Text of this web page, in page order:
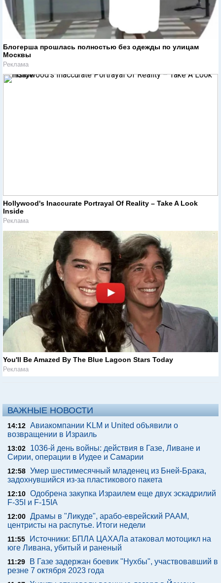
Блогерша прошлась полностью без одежды по улицам
Москвы
Реклама
Hollywood's Inaccurate Portrayal Of Reality – Take A Look
Inside
Реклама
You'll Be Amazed By The Blue Lagoon Stars Today
Реклама
ВАЖНЫЕ НОВОСТИ
14:12 Авиакомпании KLM и United объявили о
возвращении в Израиль
13:02
1036-й день войны: действия в Газе, Ливане и
Сирии, операции в Иудее и Самарии
12:58 Умер шестимесячный младенец из Бней-Брака,
задохнувшийся из-за пластикового пакета
12:10 Одобрена закупка Израилем еще двух эскадрилий
F-35I и F-15IA
12:00 Драмы в "Ликуде", арабо-еврейский РААМ,
центристы на распутье. Итоги недели
11:55
Источники: БПЛА ЦАХАЛа атаковал мотоцикл на
юге Ливана, убитый и раненый
11:29
В Газе задержан боевик "Нухбы", участвовавший в
резне 7 октября 2023 года